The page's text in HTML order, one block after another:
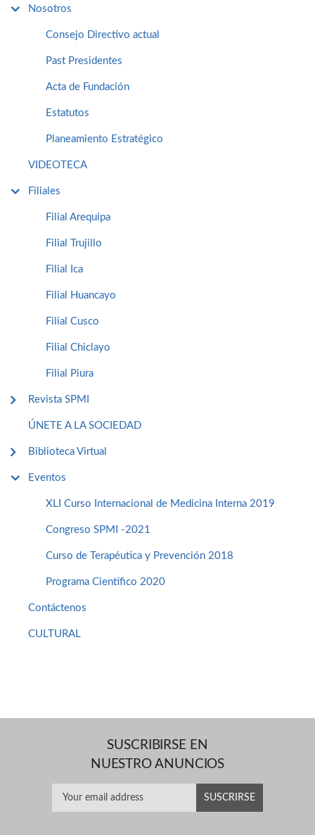
Nosotros
Consejo Directivo actual
Past Presidentes
Acta de Fundación
Estatutos
Planeamiento Estratégico
VIDEOTECA
Filiales
Filial Arequipa
Filial Trujillo
Filial Ica
Filial Huancayo
Filial Cusco
Filial Chiclayo
Filial Piura
Revista SPMI
ÚNETE A LA SOCIEDAD
Biblioteca Virtual
Eventos
XLI Curso Internacional de Medicina Interna 2019
Congreso SPMI -2021
Curso de Terapéutica y Prevención 2018
Programa Cientifico 2020
Contáctenos
CULTURAL
SUSCRIBIRSE EN
NUESTRO ANUNCIOS